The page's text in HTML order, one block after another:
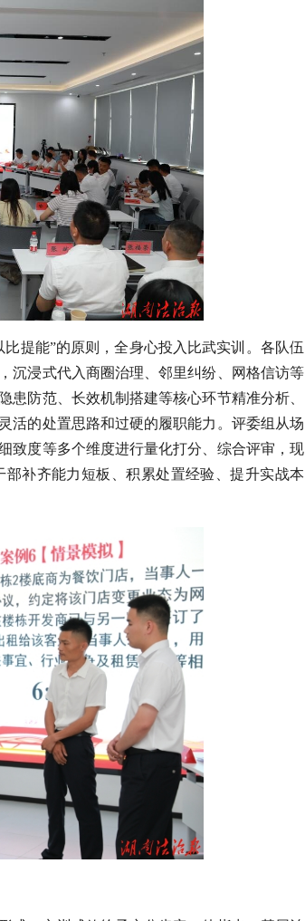
提能”的原则，全身心投入比武实训。各队伍
沉浸式代入商圈治理、邻里纠纷、网格信访等
防范、长效机制搭建等核心环节精准分析、
活的处置思路和过硬的履职能力。评委组从场
致度等多个维度进行量化打分、综合评审，现
补齐能力短板、积累处置经验、提升实战本